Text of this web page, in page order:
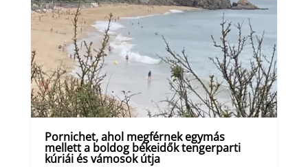
Pornichet, ahol megférnek egymás
mellett a boldog békeidők tengerparti
kúriái és vámosok útja